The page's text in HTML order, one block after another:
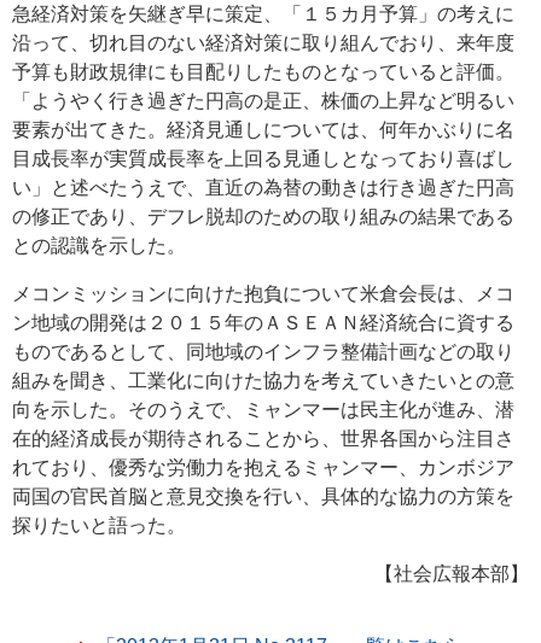
急経済対策を矢継ぎ早に策定、「１５カ月予算」の考えに
沿って、切れ目のない経済対策に取り組んでおり、来年度
予算も財政規律にも目配りしたものとなっていると評価。
「ようやく行き過ぎた円高の是正、株価の上昇など明るい
要素が出てきた。経済見通しについては、何年かぶりに名
目成長率が実質成長率を上回る見通しとなっており喜ばし
い」と述べたうえで、直近の為替の動きは行き過ぎた円高
の修正であり、デフレ脱却のための取り組みの結果である
との認識を示した。
メコンミッションに向けた抱負について米倉会長は、メコ
ン地域の開発は２０１５年のＡＳＥＡＮ経済統合に資する
ものであるとして、同地域のインフラ整備計画などの取り
組みを聞き、工業化に向けた協力を考えていきたいとの意
向を示した。そのうえで、ミャンマーは民主化が進み、潜
在的経済成長が期待されることから、世界各国から注目さ
れており、優秀な労働力を抱えるミャンマー、カンボジア
両国の官民首脳と意見交換を行い、具体的な協力の方策を
探りたいと語った。
【社会広報本部】